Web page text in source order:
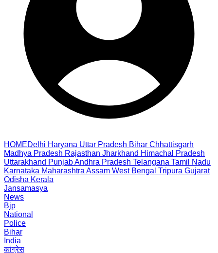
HOMEDelhi Haryana Uttar Pradesh Bihar Chhattisgarh
Madhya Pradesh Rajasthan Jharkhand Himachal Pradesh
Uttarakhand PunjabAndhra Pradesh Telangana Tamil Nadu
Karnataka Maharashtra Assam West Bengal Tripura Gujarat
Odisha Kerala
Jansamasya
News
Bjp
National
Police
Bihar
India
कांग्रेस